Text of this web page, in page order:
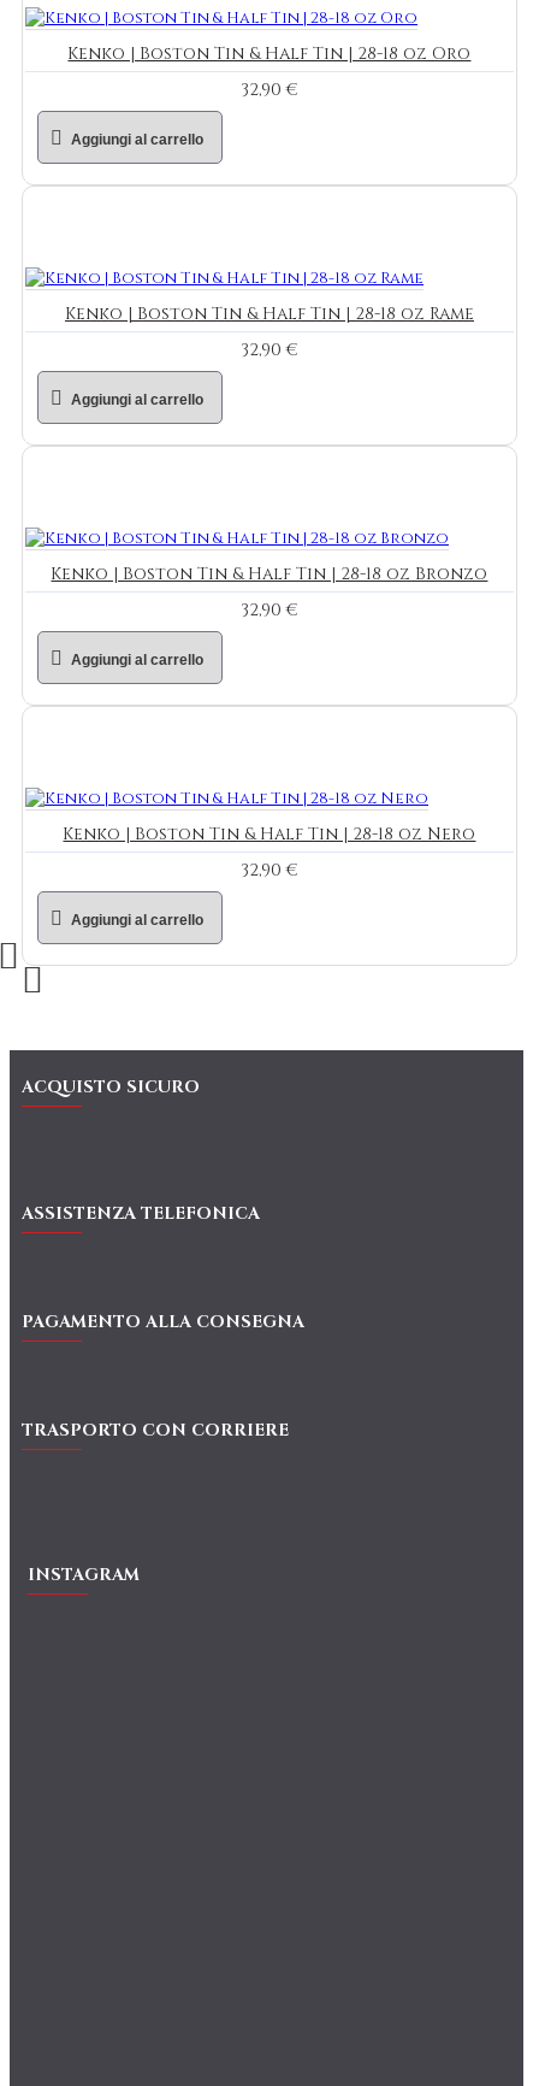
Kenko | Boston Tin & Half Tin | 28-18 oz Oro
32,90 €
Aggiungi al carrello
Kenko | Boston Tin & Half Tin | 28-18 oz Rame
32,90 €
Aggiungi al carrello
Kenko | Boston Tin & Half Tin | 28-18 oz Bronzo
32,90 €
Aggiungi al carrello
Kenko | Boston Tin & Half Tin | 28-18 oz Nero
32,90 €
Aggiungi al carrello
ACQUISTO SICURO
ASSISTENZA TELEFONICA
PAGAMENTO ALLA CONSEGNA
TRASPORTO CON CORRIERE
INSTAGRAM